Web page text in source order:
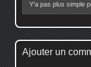
Y'a pas plus simple
Ajouter un